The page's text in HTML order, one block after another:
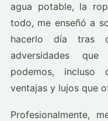
agua potable, la
todo, me enseñó a
hacerlo día tras
adversidades
podemos, incluso
ventajas y lujos que
Profesionalmente,